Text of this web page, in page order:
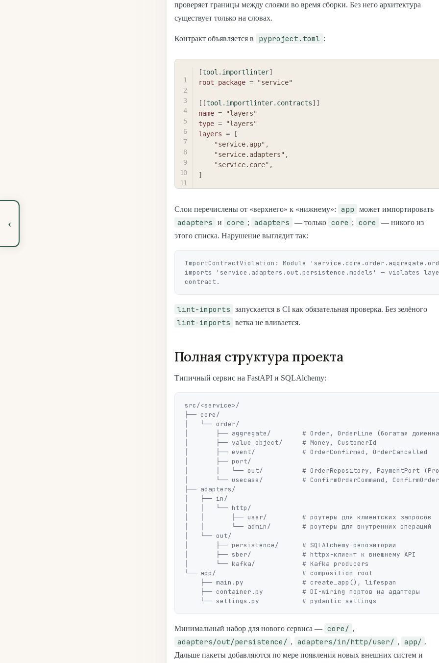
‹
проверяет границы между слоями во время сборки. Без него архитектура
существует только на словах.
Контракт объявляется в pyproject.toml :
[tool.importlinter]
root_package = "service"
[ [tool.importlinter.contracts] ]
name =
"layers"
type =
"layers"
layers =
[
"service.app" ,
"service.adapters" ,
"service.core" ,
]
Слои перечислены от «верхнего» к «нижнему»: app может импортировать
adapters и core ; adapters — только core ; core
— никого из
этого списка. Нарушение выглядит так:
ImportContractViolation: Module
imports 'service.adapters.out.persistence.models' — violates
lint-imports запускается в CI как обязательная проверка. Без зелёного
lint-imports ветка не вливается.
Полная структура проекта
Типичный сервис на FastAPI и SQLAlchemy:
src/<service>/
├── core/
│   └── order/
│       ├── aggregate/        # Order, OrderLine (богатая
│       ├── value_object/     # Money, CustomerId
│       ├── event/            # OrderConfirmed, OrderCancelled
│       ├── port/
│       │   └── out/          # OrderRepository, PaymentPort
│       └── usecase/          # ConfirmOrderCommand,
├── adapters/
│   ├── in/
│   │   └── http/
│   │       ├── user/         # роутеры для клиентских запросов
│   │       └── admin/        # роутеры для внутренних операций
│   └── out/
│       ├── persistence/      # SQLAlchemy-репозитории
│       ├── sber/             # httpx-клиент к внешнему API
│       └── kafka/            # Kafka producers
└── app/                      # composition root
Минимальный набор для нового сервиса — core/ ,
adapters/out/persistence/ , adapters/in/http/user/ , app/ .
Дальше пакеты добавляются по мере появления новых внешних систем и